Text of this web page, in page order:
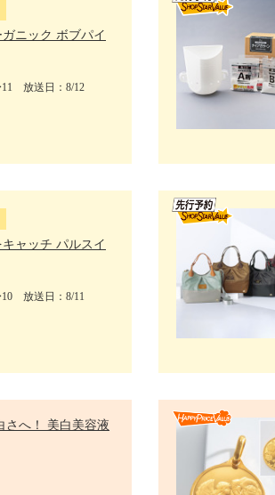
ニック ボブパイ
11 放送日：8/12
ャッチ パルスイ
10 放送日：8/11
さへ！ 美白美容液